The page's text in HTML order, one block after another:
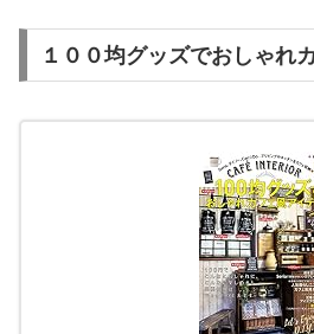
１００均グッズでおしゃれ